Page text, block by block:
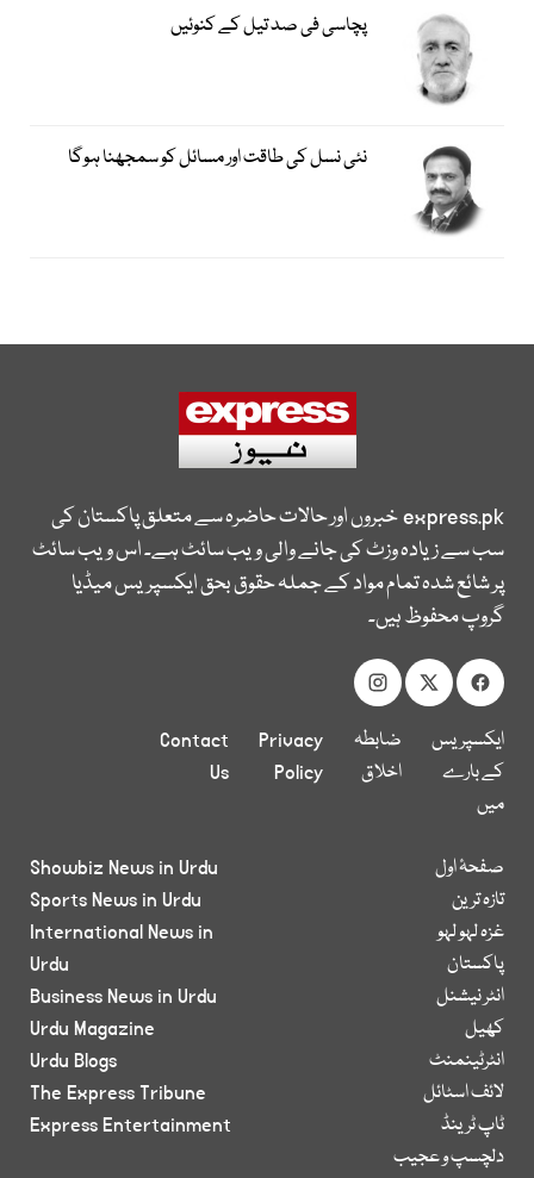
پچاسی فی صد تیل کے کنوئیں
نئی نسل کی طاقت اور مسائل کو سمجھنا ہوگا
express.pkخبروں اور حالات حاضرہ سے متعلق پاکستان کی
سب سے زیادہ وزٹ کی جانے والی ویب سائٹ ہے۔ اس ویب سائٹ
پر شائع شدہ تمام مواد کے جملہ حقوق بحق ایکسپریس میڈیا
گروپ محفوظ ہیں۔
ایکسپریس
کے بارے
میں
ضابطہ
اخلاق
Privacy
Policy
Contact
Us
صفحۂ اول
تازہ ترین
غزہ لہو لہو
پاکستان
انٹر نیشنل
کھیل
انٹرٹینمنٹ
لائف اسٹائل
ٹاپ ٹرینڈ
دلچسپ و عجیب
Showbiz News in Urdu
Sports News in Urdu
International News in
Urdu
Business News in Urdu
Urdu Magazine
Urdu Blogs
The Express Tribune
Express Entertainment